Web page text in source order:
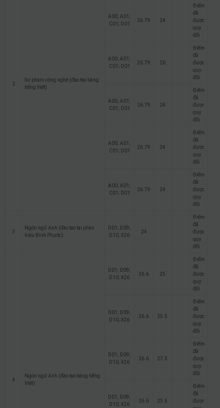
2
Sư phạm công nghệ (đào tạo bằng
tiếng Việt)
A00; A01;
C01; D01
26.79 24
Điểm
đã
được
quy
đổi
A00; A01;
C01; D01
26.79 26
Điểm
đã
được
quy
đổi
A00; A01;
C01; D01
26.79 24
Điểm
đã
được
quy
đổi
A00; A01;
C01; D01
26.79 24
Điểm
đã
được
quy
đổi
A00; A01;
C01; D01
26.79 24
Điểm
đã
được
quy
đổi
3
Ngôn ngữ Anh (đào tạo tại phân
hiệu Bình Phước)
D01; D09;
D10; X26
24
Điểm
đã
được
quy
đổi
4
Ngôn ngữ Anh (đào tạo bằng tiếng
Việt)
D01; D09;
D10; X26
26.6 25
Điểm
đã
được
quy
đổi
D01; D09;
D10; X26
26.6 25.5
Điểm
đã
được
quy
đổi
D01; D09;
D10; X26
26.6 27.5
Điểm
đã
được
quy
đổi
D01; D09;
D10; X26
26.6 23.5
Điểm
đã
được